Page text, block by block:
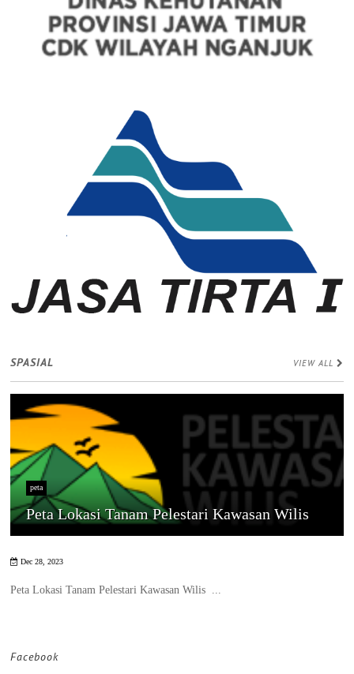
SPASIAL VIEW ALL
peta
Peta Lokasi Tanam Pelestari Kawasan Wilis
Dec 28, 2023
Peta Lokasi Tanam Pelestari Kawasan Wilis ...
Facebook